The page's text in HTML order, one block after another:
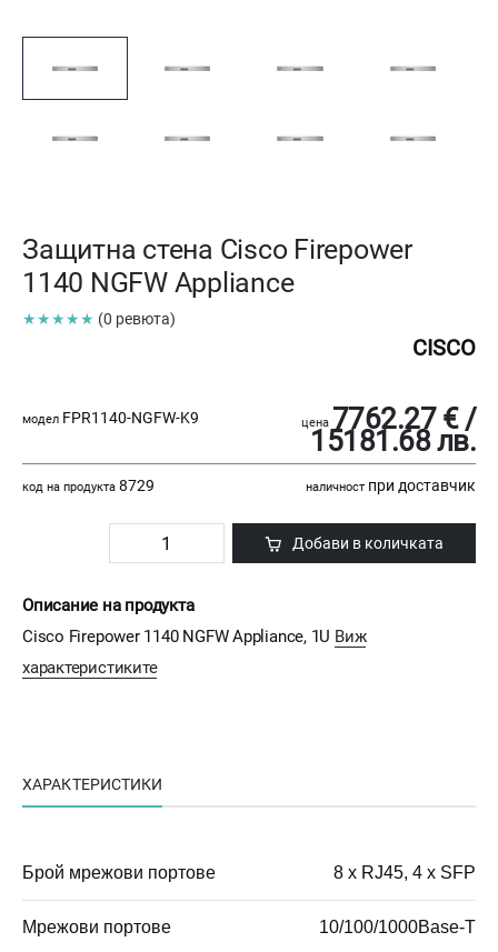
Защитна стена Cisco Firepower
1140 NGFW Appliance
★★★★★ (0 ревюта)
CISCO
модел FPR1140-NGFW-K9 цена 7762.27 € /
15181.68 лв.
код на продукта 8729 наличност при доставчик
Добави в количката
Описание на продукта
Cisco Firepower 1140 NGFW Appliance, 1U Виж
характеристиките
ХАРАКТЕРИСТИКИ
Брой мрежови портове 8 x RJ45, 4 x SFP
Мрежови портове 10/100/1000Base-T